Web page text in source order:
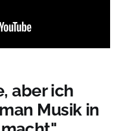
aber ich
Musik in